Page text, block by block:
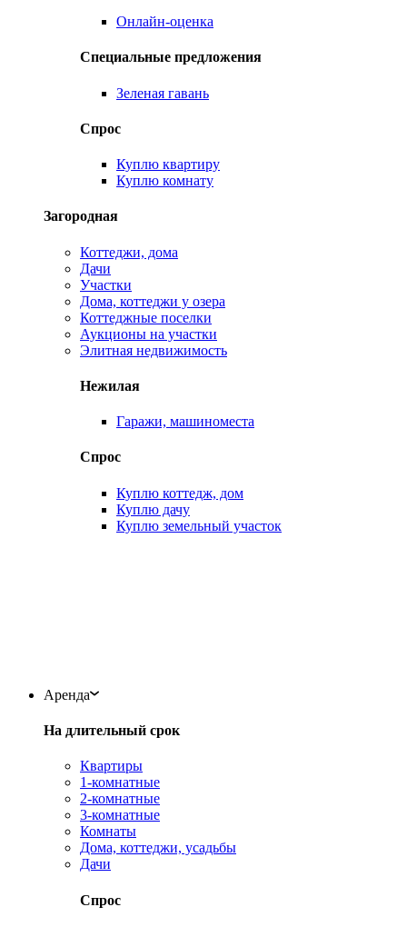
Онлайн-оценка
Специальные предложения
Зеленая гавань
Спрос
Куплю квартиру
Куплю комнату
Загородная
Коттеджи, дома
Дачи
Участки
Дома, коттеджи у озера
Коттеджные поселки
Аукционы на участки
Элитная недвижимость
Нежилая
Гаражи, машиноместа
Спрос
Куплю коттедж, дом
Куплю дачу
Куплю земельный участок
Аренда
На длительный срок
Квартиры
1-комнатные
2-комнатные
3-комнатные
Комнаты
Дома, коттеджи, усадьбы
Дачи
Спрос